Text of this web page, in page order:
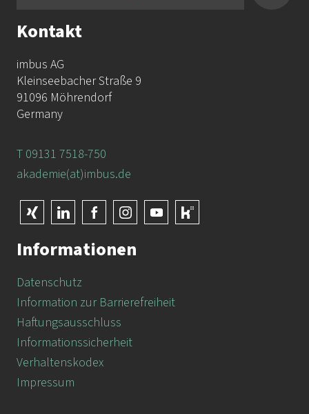
Kontakt
imbus AG
Kleinseebacher Straße 9
91096 Möhrendorf
Germany
T 09131 7518-750
akademie(at)imbus.de
Informationen
Datenschutz
Information zur Barrierefreiheit
Haftungsausschluss
Informationssicherheit
Verhaltenskodex
Impressum